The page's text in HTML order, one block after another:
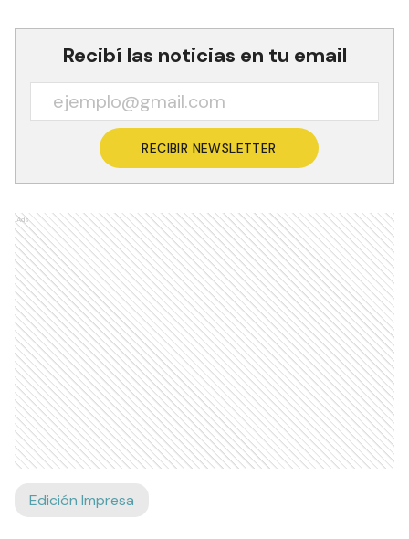
Recibí las noticias en tu email
RECIBIR NEWSLETTER
Ads
Edición Impresa